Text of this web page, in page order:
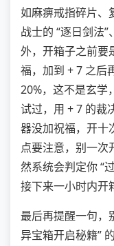
如麻痹戒指碎片、
战士的 “逐日剑法
外，开箱子之前要
福，加到 + 7 之后
20%，这不是玄学
试过，用 + 7 的裁
器没加祝福，开十
点要注意，别一次
然系统会判定你 “
接下来一小时内开
最后再提醒一句，
异宝箱开启秘籍”